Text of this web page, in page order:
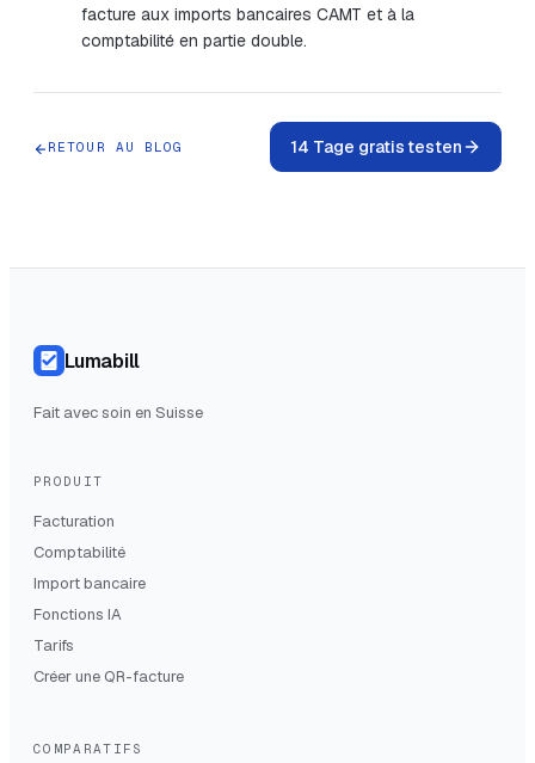
facture aux imports bancaires CAMT et à la
comptabilité en partie double.
RETOUR AU BLOG 14 Tage gratis testen
Lumabill
Fait avec soin en Suisse
PRODUIT
Facturation
Comptabilité
Import bancaire
Fonctions IA
Tarifs
Créer une QR-facture
COMPARATIFS